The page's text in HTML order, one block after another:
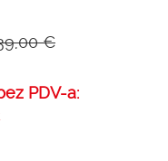
€
PDV-a: